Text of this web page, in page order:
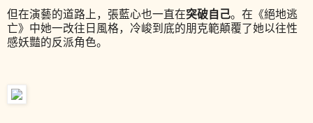
但在演藝的道路上，張藍心也一直在突破自己。在《絕地逃
亡》中她一改往日風格，冷峻到底的朋克範顛覆了她以往性
感妖豔的反派角色。